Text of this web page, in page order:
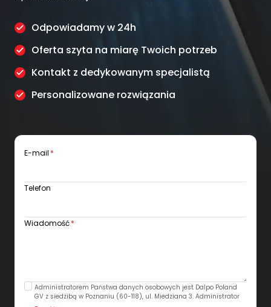
Odpowiadamy w 24h
Oferta szyta na miarę Twoich potrzeb
Kontakt z dedykowanym specjalistą
Personalizowane rozwiązania
E-mail *
Telefon
Wiadomość*
Administratorem Państwa danych osobowych jest Dalpo Poland
GV z siedzibą w Poznaniu (60-118), ul. Miedziana 3. Administrator